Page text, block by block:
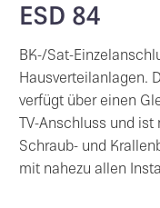
ESD 84
BK-/Sat-
Hausverteilanlagen.
verfügt über einen
TV-Anschluss und
Schraub- und
mit nahezu allen